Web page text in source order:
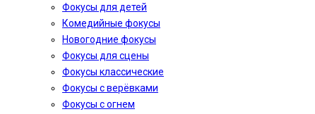
Фокусы для детей
Комедийные фокусы
Новогодние фокусы
Фокусы для сцены
Фокусы классические
Фокусы с верёвками
Фокусы с огнем